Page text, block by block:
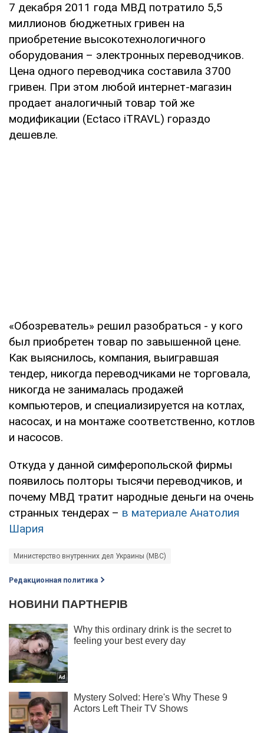
7 декабря 2011 года МВД потратило 5,5
миллионов бюджетных гривен на
приобретение высокотехнологичного
оборудования – электронных переводчиков.
Цена одного переводчика составила 3700
гривен. При этом любой интернет-магазин
продает аналогичный товар той же
модификации (Ectaco iTRAVL) гораздо
дешевле.
«Обозреватель» решил разобраться - у кого
был приобретен товар по завышенной цене.
Как выяснилось, компания, выигравшая
тендер, никогда переводчиками не торговала,
никогда не занималась продажей
компьютеров, и специализируется на котлах,
насосах, и на монтаже соответственно, котлов
и насосов.
Откуда у данной симферопольской фирмы
появилось полторы тысячи переводчиков, и
почему МВД тратит народные деньги на очень
странных тендерах – в материале Анатолия
Шария
Министерство внутренних дел Украины (МВС)
Редакционная политика